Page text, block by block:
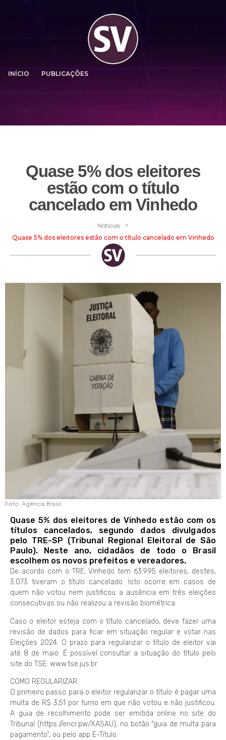
INÍCIO PUBLICAÇÕES
Quase 5% dos eleitores
estão com o título
cancelado em Vinhedo
Notícias >
Quase 5% dos eleitores estão com o título cancelado em Vinhedo
Foto: Agência Brasil
Quase 5% dos eleitores de Vinhedo estão com os
títulos cancelados, segundo dados divulgados
pelo TRE-SP (Tribunal Regional Eleitoral de São
Paulo). Neste ano, cidadãos de todo o Brasil
escolhem os novos prefeitos e vereadores.
De acordo com o TRE, Vinhedo tem 63.995 eleitores, destes,
3.073 tiveram o título cancelado. Isto ocorre em casos de
quem não votou nem justificou a ausência em três eleições
consecutivas ou não realizou a revisão biométrica.
Caso o eleitor esteja com o título cancelado, deve fazer uma
revisão de dados para ficar em situação regular e votar nas
Eleições 2024. O prazo para regularizar o título de eleitor vai
até 8 de maio. É possível consultar a situação do título pelo
site do TSE: www.tse.jus.br.
COMO REGULARIZAR
O primeiro passo para o eleitor regularizar o título é pagar uma
multa de R$ 3,51 por turno em que não votou e não justificou.
A guia de recolhimento pode ser emitida online no site do
Tribunal (https://encr.pw/XASAU), no botão “guia de multa para
pagamento”, ou pelo app E-Título.